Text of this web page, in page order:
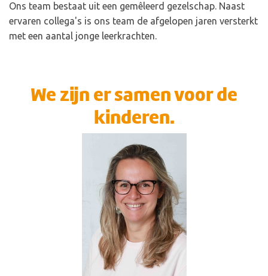
Ons team bestaat uit een gemêleerd gezelschap. Naast
ervaren collega's is ons team de afgelopen jaren versterkt
met een aantal jonge leerkrachten.
We zijn er samen voor de
kinderen.